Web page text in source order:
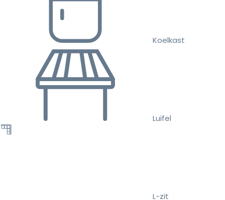
Koelkast
Luifel
L-zit